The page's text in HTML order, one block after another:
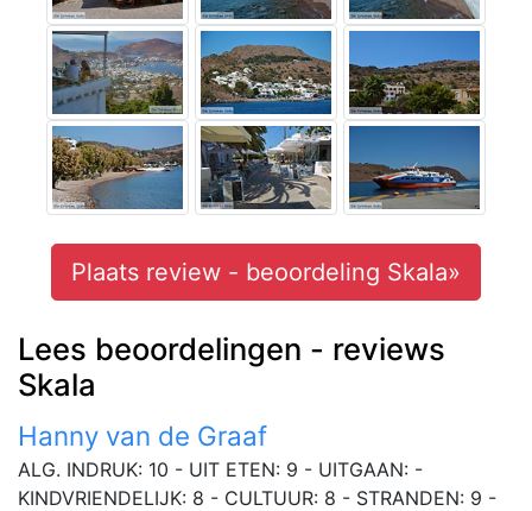
Plaats review - beoordeling Skala»
Lees beoordelingen - reviews
Skala
Hanny van de Graaf
ALG. INDRUK: 10 - UIT ETEN: 9 - UITGAAN: -
KINDVRIENDELIJK: 8 - CULTUUR: 8 - STRANDEN: 9 -